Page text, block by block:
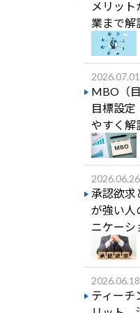
メリッ
業まで解
2026.07.01
MBO（
目標設定
やすく解
2026.06.26
承認欲求
が強い人
ニケーシ
2026.06.18
ティーチ